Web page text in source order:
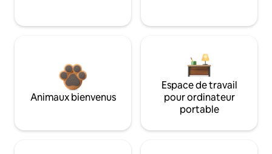
Animaux bienvenus
Espace de travail
pour ordinateur
portable